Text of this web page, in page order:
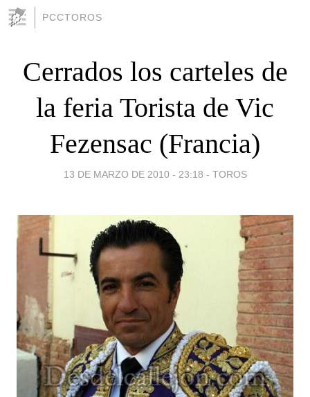
PCCTOROS
Cerrados los carteles de
la feria Torista de Vic
Fezensac (Francia)
13 DE MARZO DE 2010 - 23:18 - TOROS